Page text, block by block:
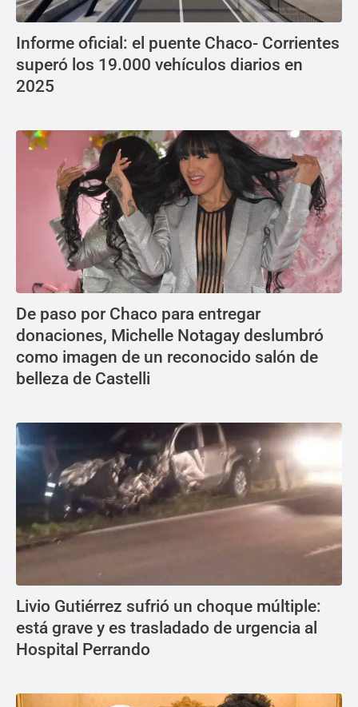
Informe oficial: el puente Chaco- Corrientes
superó los 19.000 vehículos diarios en
2025
De paso por Chaco para entregar
donaciones, Michelle Notagay deslumbró
como imagen de un reconocido salón de
belleza de Castelli
Livio Gutiérrez sufrió un choque múltiple:
está grave y es trasladado de urgencia al
Hospital Perrando